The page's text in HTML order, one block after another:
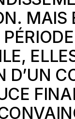
MAIS
D’UN